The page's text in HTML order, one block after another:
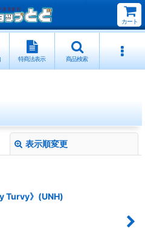
カート
特商法表示 商品検索
表示順変更
Turvy》(UNH)